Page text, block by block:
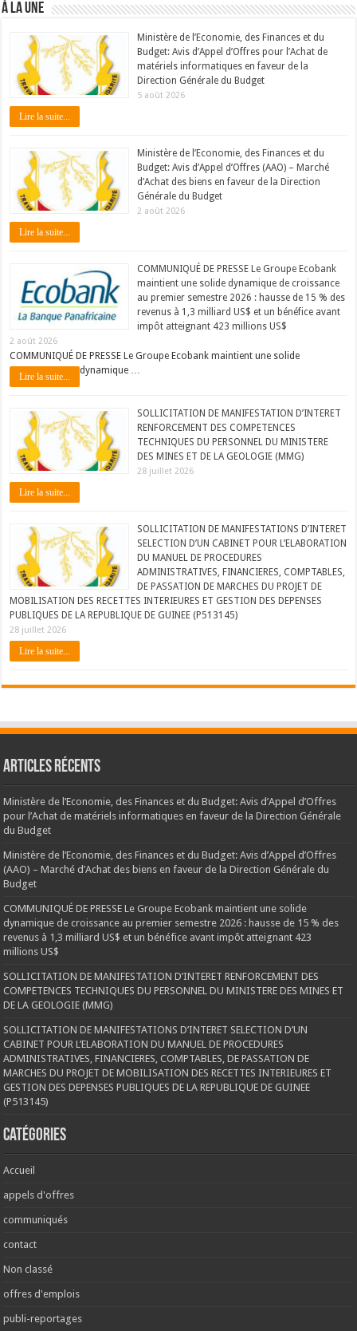
À LA UNE
Ministère de l’Economie, des Finances et du
Budget: Avis d’Appel d’Offres pour l’Achat de
matériels informatiques en faveur de la
Direction Générale du Budget
5 août 2026
Lire la suite...
Ministère de l’Economie, des Finances et du
Budget: Avis d’Appel d’Offres (AAO) – Marché
d’Achat des biens en faveur de la Direction
Générale du Budget
2 août 2026
Lire la suite...
COMMUNIQUÉ DE PRESSE Le Groupe Ecobank
maintient une solide dynamique de croissance
au premier semestre 2026 : hausse de 15 % des
revenus à 1,3 milliard US$ et un bénéfice avant
impôt atteignant 423 millions US$
2 août 2026
COMMUNIQUÉ DE PRESSE Le Groupe Ecobank maintient une solide
dynamique …
Lire la suite...
SOLLICITATION DE MANIFESTATION D’INTERET
RENFORCEMENT DES COMPETENCES
TECHNIQUES DU PERSONNEL DU MINISTERE
DES MINES ET DE LA GEOLOGIE (MMG)
28 juillet 2026
Lire la suite...
SOLLICITATION DE MANIFESTATIONS D’INTERET
SELECTION D’UN CABINET POUR L’ELABORATION
DU MANUEL DE PROCEDURES
ADMINISTRATIVES, FINANCIERES, COMPTABLES,
DE PASSATION DE MARCHES DU PROJET DE
MOBILISATION DES RECETTES INTERIEURES ET GESTION DES DEPENSES
PUBLIQUES DE LA REPUBLIQUE DE GUINEE (P513145)
28 juillet 2026
Lire la suite...
Articles récents
Ministère de l’Economie, des Finances et du Budget: Avis d’Appel d’Offres
pour l’Achat de matériels informatiques en faveur de la Direction Générale
du Budget
Ministère de l’Economie, des Finances et du Budget: Avis d’Appel d’Offres
(AAO) – Marché d’Achat des biens en faveur de la Direction Générale du
Budget
COMMUNIQUÉ DE PRESSE Le Groupe Ecobank maintient une solide
dynamique de croissance au premier semestre 2026 : hausse de 15 % des
revenus à 1,3 milliard US$ et un bénéfice avant impôt atteignant 423
millions US$
SOLLICITATION DE MANIFESTATION D’INTERET RENFORCEMENT DES
COMPETENCES TECHNIQUES DU PERSONNEL DU MINISTERE DES MINES ET
DE LA GEOLOGIE (MMG)
SOLLICITATION DE MANIFESTATIONS D’INTERET SELECTION D’UN
CABINET POUR L’ELABORATION DU MANUEL DE PROCEDURES
ADMINISTRATIVES, FINANCIERES, COMPTABLES, DE PASSATION DE
MARCHES DU PROJET DE MOBILISATION DES RECETTES INTERIEURES ET
GESTION DES DEPENSES PUBLIQUES DE LA REPUBLIQUE DE GUINEE
(P513145)
Catégories
Accueil
appels d'offres
communiqués
contact
Non classé
offres d'emplois
publi-reportages